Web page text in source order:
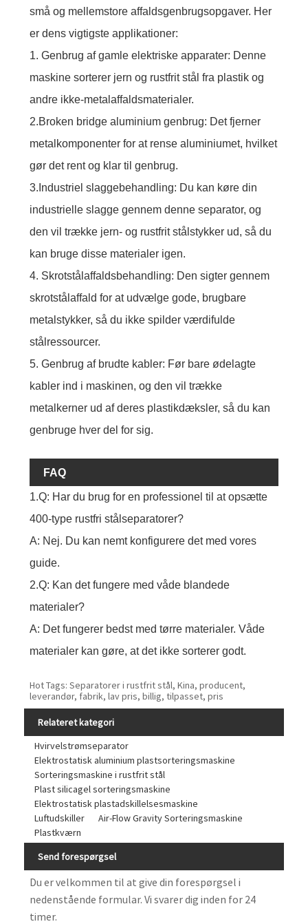
små og mellemstore affaldsgenbrugsopgaver. Her
er dens vigtigste applikationer:
1. Genbrug af gamle elektriske apparater: Denne
maskine sorterer jern og rustfrit stål fra plastik og
andre ikke-metalaffaldsmaterialer.
2.Broken bridge aluminium genbrug: Det fjerner
metalkomponenter for at rense aluminiumet, hvilket
gør det rent og klar til genbrug.
3.Industriel slaggebehandling: Du kan køre din
industrielle slagge gennem denne separator, og
den vil trække jern- og rustfrit stålstykker ud, så du
kan bruge disse materialer igen.
4. Skrotstålaffaldsbehandling: Den sigter gennem
skrotstålaffald for at udvælge gode, brugbare
metalstykker, så du ikke spilder værdifulde
stålressourcer.
5. Genbrug af brudte kabler: Før bare ødelagte
kabler ind i maskinen, og den vil trække
metalkerner ud af deres plastikdæksler, så du kan
genbruge hver del for sig.
FAQ
1.Q: Har du brug for en professionel til at opsætte
400-type rustfri stålseparatorer?
A: Nej. Du kan nemt konfigurere det med vores
guide.
2.Q: Kan det fungere med våde blandede
materialer?
A: Det fungerer bedst med tørre materialer. Våde
materialer kan gøre, at det ikke sorterer godt.
Hot Tags: Separatorer i rustfrit stål, Kina, producent,
leverandør, fabrik, lav pris, billig, tilpasset, pris
Relateret kategori
Hvirvelstrømseparator
Elektrostatisk aluminium plastsorteringsmaskine
Sorteringsmaskine i rustfrit stål
Plast silicagel sorteringsmaskine
Elektrostatisk plastadskillelsesmaskine
Luftudskiller
Air-Flow Gravity Sorteringsmaskine
Plastkværn
Send forespørgsel
Du er velkommen til at give din forespørgsel i
nedenstående formular. Vi svarer dig inden for 24
timer.